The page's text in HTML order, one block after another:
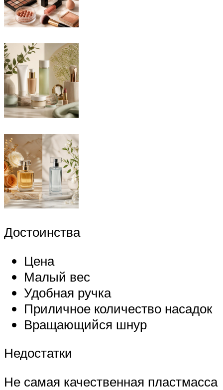
Достоинства
Цена
Малый вес
Удобная ручка
Приличное количество насадок
Вращающийся шнур
Недостатки
Не самая качественная пластмасса